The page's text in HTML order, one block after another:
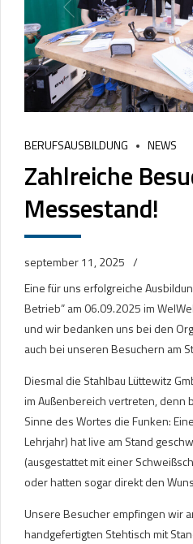
BERUFSAUSBILDUNG NEWS
Zahlreiche
Messestand!
september 11, 2025
Eine für uns erfolgreiche
Betrieb” am 06.09.2025 im
und wir bedanken uns bei den
auch bei unseren Besuchern am
Diesmal die Stahlbau Lüttewitz
im Außenbereich vertreten, denn
Sinne des Wortes die Funken:
Lehrjahr) hat live am Stand
(ausgestattet mit einer
oder hatten sogar direkt den
Unsere Besucher empfingen wir
handgefertigten Stehtisch mit